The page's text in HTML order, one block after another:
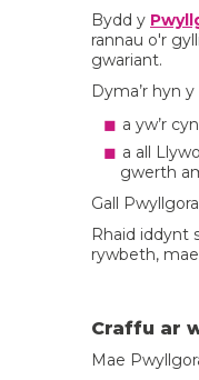
Bydd y
rannau o'r
gwariant.
Dyma’r hyn
a yw’r
a all
gwerth
Gall
Rhaid iddynt
rywbeth,
Craffu ar
Mae